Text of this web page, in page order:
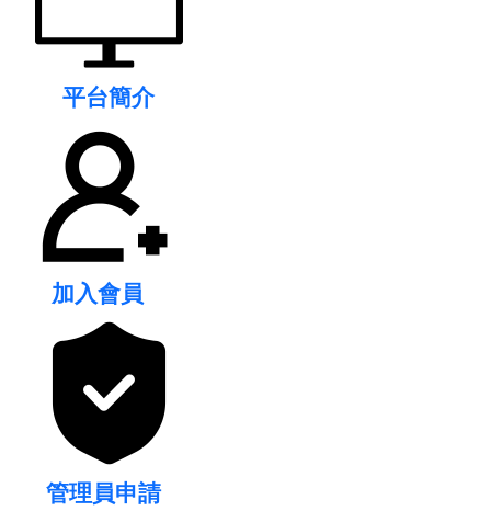
平台簡介
加入會員
管理員申請